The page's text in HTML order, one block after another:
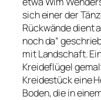
sich einer der
Rückwände dient
noch da“
mit Landschaft.
Kreideflügel
Kreidestück eine
Boden, die in